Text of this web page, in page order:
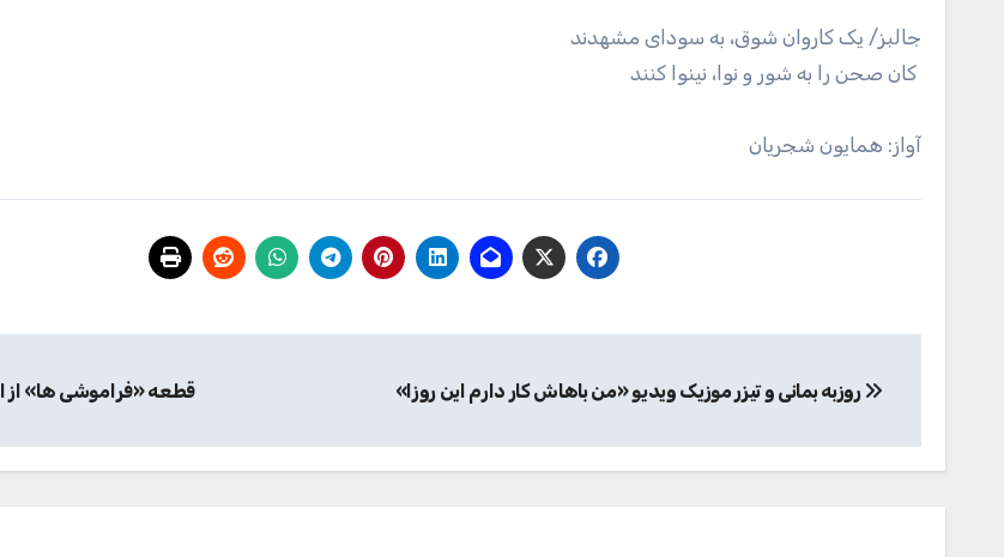
جالبز/ یک کاروان شوق، به سودای مشهدند
کان صحن را به شور و نوا، نینوا کنند
آواز: همایون شجریان
نوشتهروزبه بمانی و تیزر موزیک ویدیو «من باهاش کار دارم این روزا» قطعه «فراموشی ها» از